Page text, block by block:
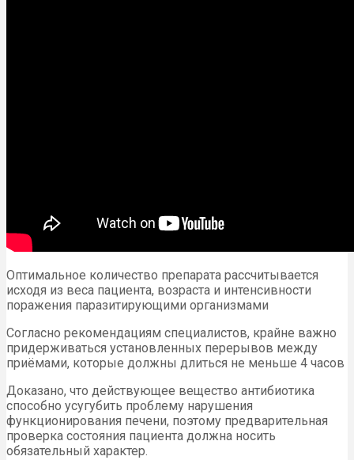
Оптимальное количество препарата рассчитывается
исходя из веса пациента, возраста и интенсивности
поражения паразитирующими организмами
Согласно рекомендациям специалистов, крайне важно
придерживаться установленных перерывов между
приёмами, которые должны длиться не меньше 4 часов
Доказано, что действующее вещество антибиотика
способно усугубить проблему нарушения
функционирования печени, поэтому предварительная
проверка состояния пациента должна носить
обязательный характер.